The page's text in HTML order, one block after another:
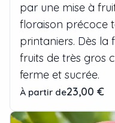
par une mise à
floraison précoce
printaniers. Dès la
fruits de très gros
ferme et sucrée.
À partir de23,00 €